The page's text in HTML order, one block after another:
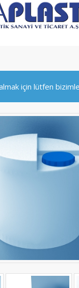
için lütfen